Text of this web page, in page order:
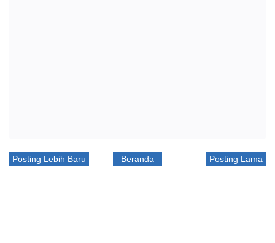
Posting Lebih Baru Posting Lama
Beranda